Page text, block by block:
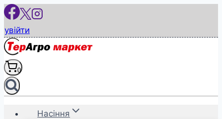
Перейти
вмісту
увійти
0
Насіння